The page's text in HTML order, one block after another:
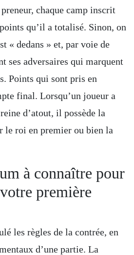
chaque camp inscrit
qu’il a totalisé. Sinon, on
« dedans » et, par voie de
ses adversaires qui marquent
Points qui sont pris en
final. Lorsqu’un joueur a
d’atout, il possède la
le roi en premier ou bien la
à connaître pour
première
les règles de la contrée, en
d’une partie. La